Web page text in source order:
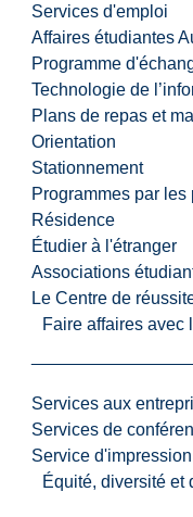
Services d'emploi
Affaires étudiantes
Programme
Technologie de
Plans de repas et
Orientation
Stationnement
Programmes par les
Résidence
Étudier à l'étranger
Associations
Le Centre de
Faire affaires avec
Services aux
Services de
Service d'impression
Équité, diversité et